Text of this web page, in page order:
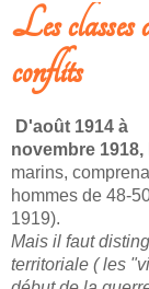
Les classes
conflits
D'août 1914 à
novembre 1918,
marins,
hommes de 48-
1919).
Mais il faut
territoriale ( les